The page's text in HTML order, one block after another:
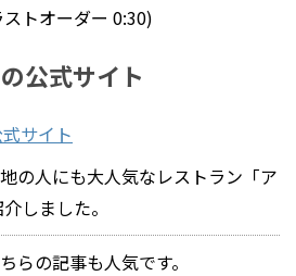
トオーダー 0:30)
公式サイト
サイト
の人にも大人気なレストラン「ア
しました。
らの記事も人気です。